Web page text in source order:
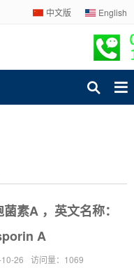
中文版 English
素A ，英文名称：
A
26 访问量：1069